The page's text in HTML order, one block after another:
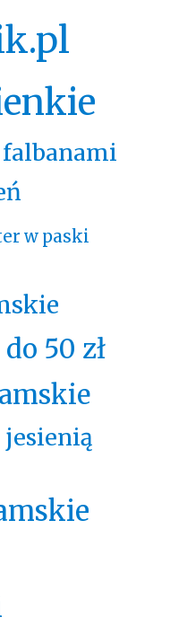
w paski
50 zł
jesienią